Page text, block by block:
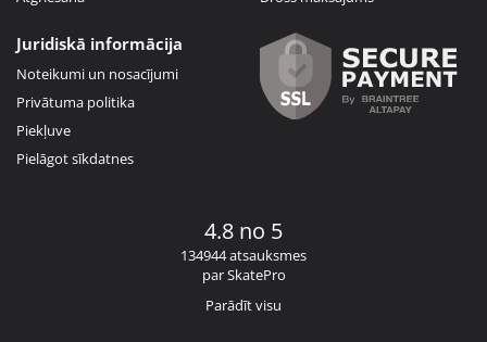
Juridiskā informācija
Noteikumi un nosacījumi
Privātuma politika
Piekļuve
Pielāgot sīkdatnes
4.8 no 5
134944 atsauksmes
par SkatePro
Parādīt visu